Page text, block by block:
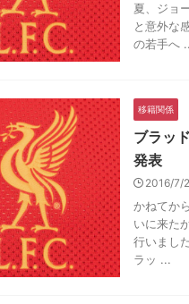
夏、ジョ
と意外な
の若手へ
移籍関係
ブラッ
発表
2016/7/
かねてか
いに来た
行いまし
ラッ ...